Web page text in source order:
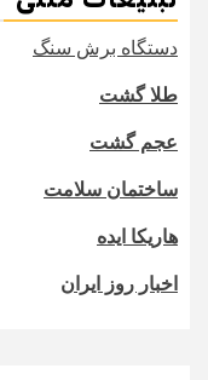
دستگاه برش سنگ
طلا گشت
عجم گشت
ساختمان سلامت
هاریکا ایده
اخبار روز ایران